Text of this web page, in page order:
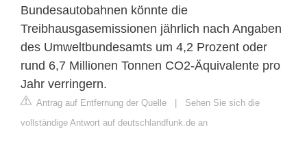
Bundesautobahnen könnte die
Treibhausgasemissionen jährlich nach Angaben
des Umweltbundesamts um 4,2 Prozent oder
rund 6,7 Millionen Tonnen ⁠CO2⁠-Äquivalente pro
Jahr verringern.
Antrag auf Entfernung der Quelle
Sehen Sie sich die
vollständige Antwort auf deutschlandfunk.de an